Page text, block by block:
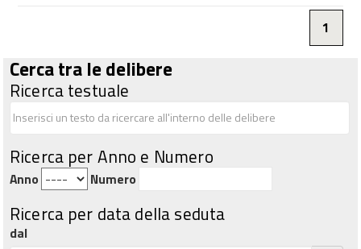
1
Cerca tra le delibere
Ricerca testuale
Ricerca per Anno e Numero
Anno Numero
Ricerca per data della seduta
dal